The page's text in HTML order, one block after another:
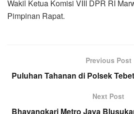
Wakil Ketua Komisi VIII DPR RI
Pimpinan Rapat.
Previous Post
Puluhan Tahanan di Polsek
Next Post
Bhayangkari Metro Jaya